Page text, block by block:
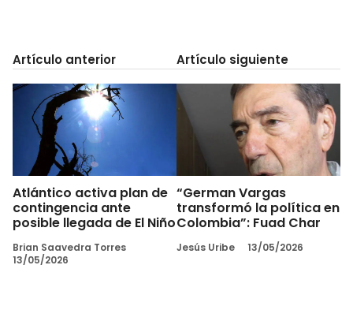
Artículo anterior
Atlántico activa plan de
contingencia ante
posible llegada de El Niño
Brian Saavedra Torres
13/05/2026
Artículo siguiente
“German Vargas
transformó la política en
Colombia”: Fuad Char
Jesús Uribe 13/05/2026